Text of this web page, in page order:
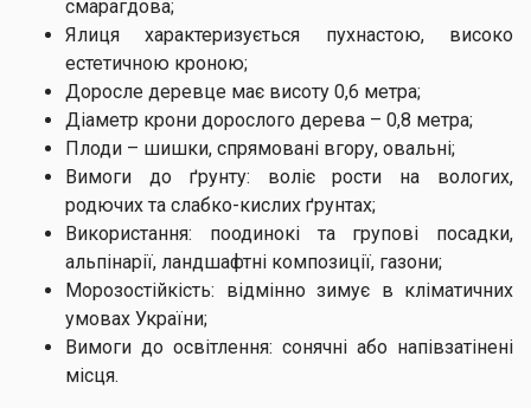
смарагдова;
Ялиця характеризується пухнастою, високо
естетичною кроною;
Доросле деревце має висоту 0,6 метра;
Діаметр крони дорослого дерева – 0,8 метра;
Плоди – шишки, спрямовані вгору, овальні;
Вимоги до ґрунту: воліє рости на вологих,
родючих та слабко-кислих ґрунтах;
Використання: поодинокі та групові посадки,
альпінарії, ландшафтні композиції, газони;
Морозостійкість: відмінно зимує в кліматичних
умовах України;
Вимоги до освітлення: сонячні або напівзатінені
місця.